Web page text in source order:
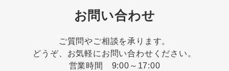
お問い合わせ
ご質問やご相談を承ります。
どうぞ、お気軽にお問い合わせください。
営業時間 9:00～17:00